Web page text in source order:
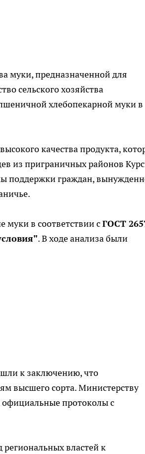
муки, предназначенной для
сельского хозяйства
хлебопекарной муки в
качества продукта,
из приграничных районов
поддержки граждан,
муки в соответствии сГОСТ
. В ходе анализа были
к заключению, что
высшего сорта. Министерству
официальные протоколы с
властей к